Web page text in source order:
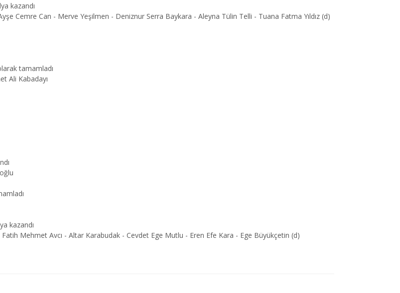
kazandı
Cemre Can - Merve Yeşilmen - Deniznur Serra Baykara - Aleyna Tülin Telli - Tuana Fatma Yıldız (d)
tamamladı
Ali Kabadayı
kazandı
Fatih Mehmet Avcı - Altar Karabudak - Cevdet Ege Mutlu - Eren Efe Kara - Ege Büyükçetin (d)